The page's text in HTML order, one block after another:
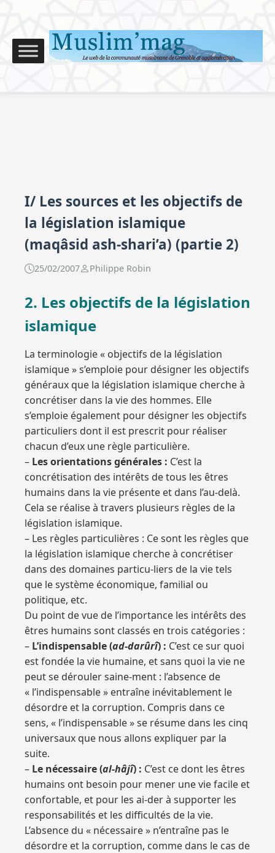
I/ Les sources et les objectifs de
la législation islamique
(maqâsid ash-shari’a) (partie 2)
25/02/2007 Philippe Robin
2. Les objectifs de la législation
islamique
La terminologie « objectifs de la législation
islamique » s’emploie pour désigner les objectifs
généraux que la législation islamique cherche à
concrétiser dans la vie des hommes. Elle
s’emploie également pour désigner les objectifs
particuliers dont il est prescrit pour réaliser
chacun d’eux une règle particulière.
– Les orientations générales : C’est la
concrétisation des intérêts de tous les êtres
humains dans la vie présente et dans l’au-delà.
Cela se réalise à travers plusieurs règles de la
législation islamique.
– Les règles particulières : Ce sont les règles que
la législation islamique cherche à concrétiser
dans des domaines particu-liers de la vie tels
que le système économique, familial ou
politique, etc.
Du point de vue de l’importance les intérêts des
êtres humains sont classés en trois catégories :
– L’indispensable (ad-darûrî) : C’est ce sur quoi
est fondée la vie humaine, et sans quoi la vie ne
peut se dérouler saine-ment : l’absence de
« l’indispensable » entraîne inévitablement le
désordre et la corruption. Compris dans ce
sens, « l’indispensable » se résume dans les cinq
universaux que nous allons expliquer par la
suite.
– Le nécessaire (al-hâjî) : C’est ce dont les êtres
humains ont besoin pour mener une vie facile et
confortable, et pour les ai-der à supporter les
responsabilités et les difficultés de la vie.
L’absence du « nécessaire » n’entraîne pas le
désordre et la corruption, comme dans le cas de